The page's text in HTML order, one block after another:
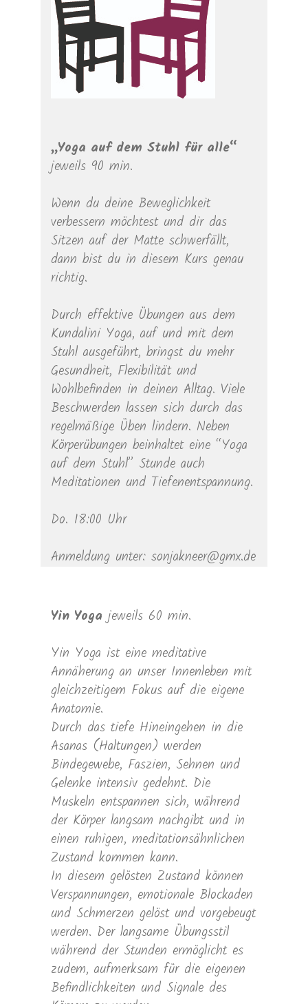
„Yoga auf dem Stuhl für alle“
jeweils 90 min.
Wenn du deine Beweglichkeit
verbessern möchtest und dir das
Sitzen auf der Matte schwerfällt,
dann bist du in diesem Kurs genau
richtig.
Durch effektive Übungen aus dem
Kundalini Yoga, auf und mit dem
Stuhl ausgeführt, bringst du mehr
Gesundheit, Flexibilität und
Wohlbefinden in deinen Alltag. Viele
Beschwerden lassen sich durch das
regelmäßige Üben lindern. Neben
Körperübungen beinhaltet eine “Yoga
auf dem Stuhl” Stunde auch
Meditationen und Tiefenentspannung.
Do. 18:00 Uhr
Anmeldung unter: sonjakneer@gmx.de
Yin Yogajeweils 60 min.
Yin Yoga ist eine meditative
Annäherung an unser Innenleben mit
gleichzeitigem Fokus auf die eigene
Anatomie.
Durch das tiefe Hineingehen in die
Asanas (Haltungen) werden
Bindegewebe, Faszien, Sehnen und
Gelenke intensiv gedehnt. Die
Muskeln entspannen sich, während
der Körper langsam nachgibt und in
einen ruhigen, meditationsähnlichen
Zustand kommen kann.
In diesem gelösten Zustand können
Verspannungen, emotionale Blockaden
und Schmerzen gelöst und vorgebeugt
werden. Der langsame Übungsstil
während der Stunden ermöglicht es
zudem, aufmerksam für die eigenen
Befindlichkeiten und Signale des